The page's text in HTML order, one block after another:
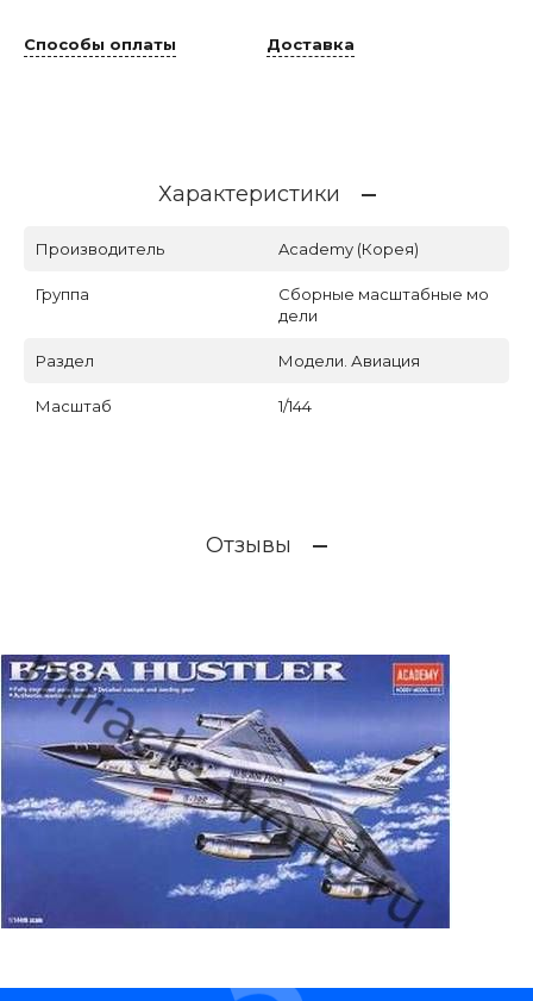
Способы оплаты Доставка
Характеристики
Производитель Academy (Корея)
Группа
Сборные масштабные мо
дели
Раздел Модели. Авиация
Масштаб 1/144
Отзывы